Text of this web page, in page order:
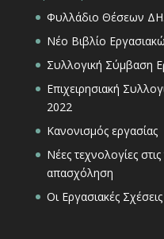
Φυλλάδιο Θέσεων
Νέο Βιβλίο
Συλλογική Σύμβαση
Επιχειρησιακή
2022
Κανονισμός εργασίας
Νέες τεχνολογίες
απασχόληση
Οι Εργασιακές